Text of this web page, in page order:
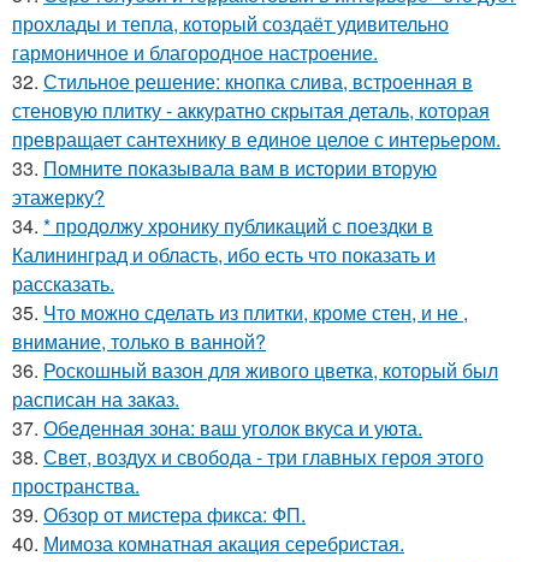
прохлады и тепла, который создаёт удивительно
гармоничное и благородное настроение.
32. Стильное решение: кнопка слива, встроенная в
стеновую плитку - аккуратно скрытая деталь, которая
превращает сантехнику в единое целое с интерьером.
33. Помните показывала вам в истории вторую
этажерку?
34. * продолжу хронику публикаций с поездки в
Калининград и область, ибо есть что показать и
рассказать.
35. Что можно сделать из плитки, кроме стен, и не ,
внимание, только в ванной?
36. Роскошный вазон для живого цветка, который был
расписан на заказ.
37. Обеденная зона: ваш уголок вкуса и уюта.
38. Свет, воздух и свобода - три главных героя этого
пространства.
39. Обзор от мистера фикса: ФП.
40. Мимоза комнатная акация серебристая.